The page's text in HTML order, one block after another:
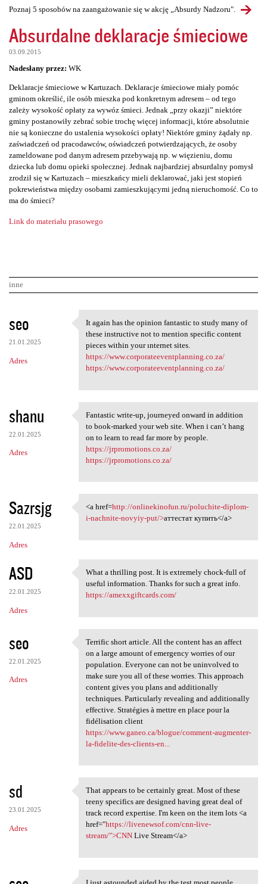
Poznaj 5 sposobów na zaangażowanie się w akcję „Absurdy Nadzoru".
Absurdalne deklaracje śmieciowe
03.09.2015
Nadesłany przez: WK
Deklaracje śmieciowe w Kartuzach. Deklaracje śmieciowe miały pomóc
gminom określić, ile osób mieszka pod konkretnym adresem – od tego
zależy wysokość opłaty za wywóz śmieci. Jednak „przy okazji” niektóre
gminy postanowiły zebrać sobie trochę więcej informacji, które absolutnie
nie są konieczne do ustalenia wysokości opłaty! Niektóre gminy żądały np.
zaświadczeń od pracodawców, oświadczeń potwierdzających, że osoby
zameldowane pod danym adresem przebywają np. w więzieniu, domu
dziecka lub domu opieki społecznej. Jednak najbardziej absurdalny pomysł
zrodził się w Kartuzach – mieszkańcy mieli deklarować, jaki jest stopień
pokrewieństwa między osobami zamieszkującymi jedną nieruchomość. Co to
ma do śmieci?
Link do materiału prasowego
inne
K
o
m
e
a
r
z
seo
21.01.2025
Adres
It again has the opinion
It again has the opinion fantastic to study many of
these instructive not to mention specific content
pieces within your ınternet sites.
https://www.corporateeventplanning.co.za/
https://www.corporateeventplanning.co.za/
shanu
22.01.2025
Adres
Fantastic write-up, journeyed
Fantastic write-up, journeyed onward in addition
to book-marked your web site. When i can’t hang
on to learn to read far more by people.
https://jrpromotions.co.za/
https://jrpromotions.co.za/
Sazrsjg
22.01.2025
Adres
<a href=http://onlinekinofun
<a href=http://onlinekinofun.ru/poluchite-diplom-
i-nachnite-novyiy-put/>аттестат купить</a>
ASD
22.01.2025
Adres
What a thrilling post. It is
What a thrilling post. It is extremely chock-full of
useful information. Thanks for such a great info.
https://amexxgiftcards.com/
seo
22.01.2025
Adres
Terrific short article. All
Terrific short article. All the content has an affect
on a large amount of emergency worries of our
population. Everyone can not be uninvolved to
make sure you all of these worries. This approach
content gives you plans and additionally
techniques. Particularly revealing and additionally
effective. Stratégies à mettre en place pour la
fidélisation client
https://www.ganeo.ca/blogue/comment-augmenter-
la-fidelite-des-clients-en...
sd
23.01.2025
Adres
That appears to be certainly
That appears to be certainly great. Most of these
teeny specifics are designed having great deal of
track record expertise. I'm keen on the item lots <a
href="https://livenewsof.com/cnn-live-
stream/">CNNLive Stream</a>